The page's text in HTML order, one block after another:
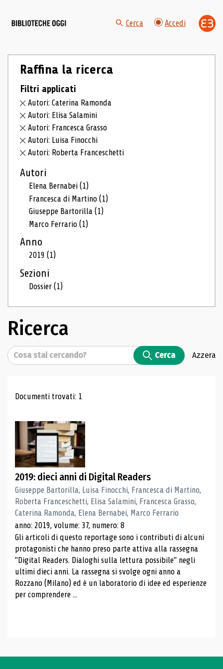
Cerca Accedi
Raffina la ricerca
Filtri applicati
Autori: Caterina Ramonda
Autori: Elisa Salamini
Autori: Francesca Grasso
Autori: Luisa Finocchi
Autori: Roberta Franceschetti
Autori
Elena Bernabei(1)
Francesca di Martino(1)
Giuseppe Bartorilla(1)
Marco Ferrario(1)
Anno
2019(1)
Sezioni
Dossier(1)
Ricerca
Cerca Cerca Azzera
Risultati di ricerca
Documenti trovati: 1
2019: dieci anni di Digital Readers
Giuseppe Bartorilla, Luisa Finocchi, Francesca di Martino,
Roberta Franceschetti, Elisa Salamini, Francesca Grasso,
Caterina Ramonda, Elena Bernabei, Marco Ferrario
anno: 2019, volume: 37, numero: 8
Gli articoli di questo reportage sono i contributi di alcuni
protagonisti che hanno preso parte attiva alla rassegna
"Digital Readers. Dialoghi sulla lettura possibile" negli
ultimi dieci anni. La rassegna si svolge ogni anno a
Rozzano (Milano) ed è un laboratorio di idee ed esperienze
per comprendere ...